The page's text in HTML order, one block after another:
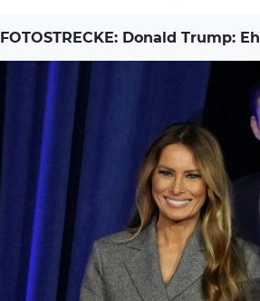
FOTOSTRECKE: Donald Trump: